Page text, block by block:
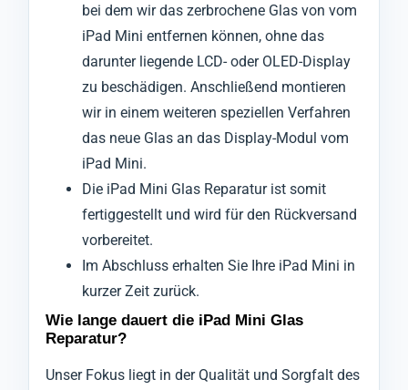
bei dem wir das zerbrochene Glas von vom
iPad Mini entfernen können, ohne das
darunter liegende LCD- oder OLED-Display
zu beschädigen. Anschließend montieren
wir in einem weiteren speziellen Verfahren
das neue Glas an das Display-Modul vom
iPad Mini.
Die iPad Mini Glas Reparatur ist somit
fertiggestellt und wird für den Rückversand
vorbereitet.
Im Abschluss erhalten Sie Ihre iPad Mini in
kurzer Zeit zurück.
Wie lange dauert die iPad Mini Glas
Reparatur?
Unser Fokus liegt in der Qualität und Sorgfalt des